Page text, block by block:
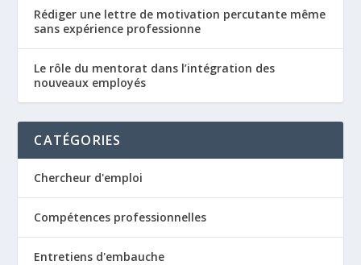
Rédiger une lettre de motivation percutante même
sans expérience professionne
Le rôle du mentorat dans l’intégration des
nouveaux employés
CATÉGORIES
Chercheur d'emploi
Compétences professionnelles
Entretiens d'embauche